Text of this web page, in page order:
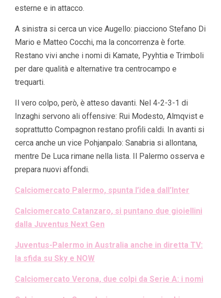
esterne e in attacco.
A sinistra si cerca un vice Augello: piacciono Stefano Di
Mario e Matteo Cocchi, ma la concorrenza è forte.
Restano vivi anche i nomi di Kamate, Pyyhtia e Trimboli
per dare qualità e alternative tra centrocampo e
trequarti.
Il vero colpo, però, è atteso davanti. Nel 4-2-3-1 di
Inzaghi servono ali offensive: Rui Modesto, Almqvist e
soprattutto Compagnon restano profili caldi. In avanti si
cerca anche un vice Pohjanpalo: Sanabria si allontana,
mentre De Luca rimane nella lista. Il Palermo osserva e
prepara nuovi affondi.
Calciomercato Palermo, spunta l’idea dall’Inter
Calciomercato Catanzaro, si puntano due gioiellini
dalla Juventus Next Gen
Juventus-Palermo in Australia anche in diretta TV:
la sfida su Sky e NOW
Calciomercato Verona, due colpi da Serie A: i nomi